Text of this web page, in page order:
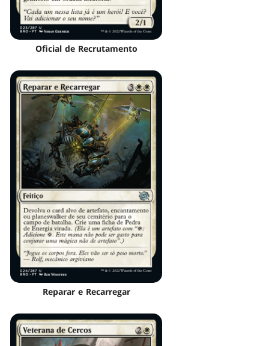
Oficial de Recrutamento
Reparar e Recarregar